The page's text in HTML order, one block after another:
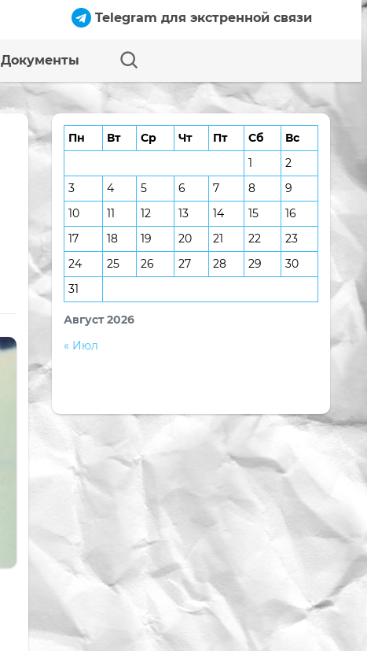
Telegram для экстренной связи
Документы
Август 2026
Пн Вт Ср Чт Пт Сб
Вс
1
2
3
4 5 6 7 8
9
10
11 12 13 14 15
16
17
18 19 20 21 22
23
24
25 26 27 28 29
30
31
« Июл